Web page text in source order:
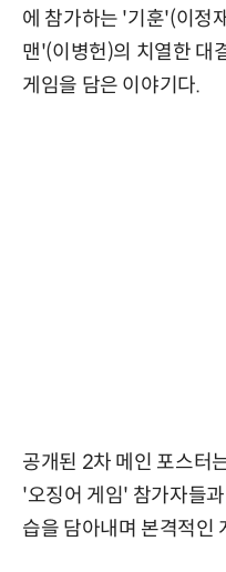
에 참가하는 '기훈'(이정
맨'(이병헌)의 치열한 대
게임을 담은 이야기다.
공개된 2차 메인 포스터
'오징어 게임' 참가자들
습을 담아내며 본격적인